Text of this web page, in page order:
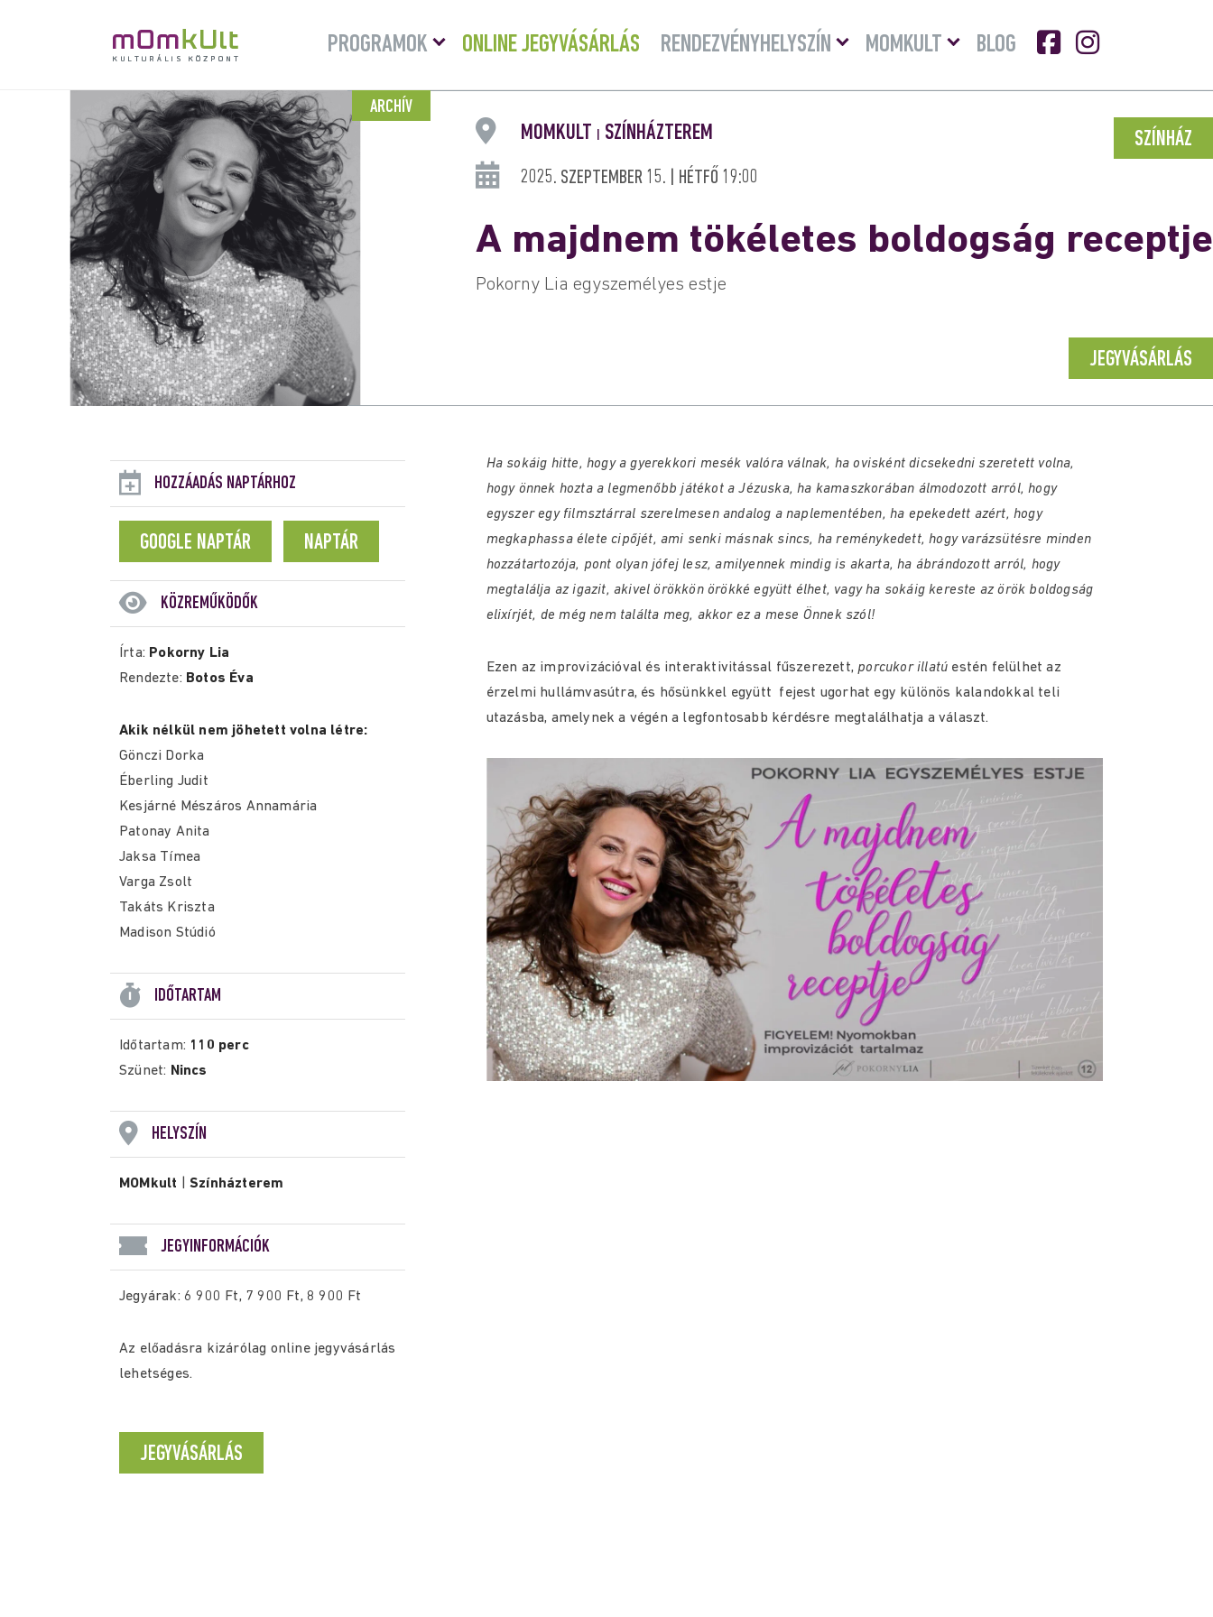
PROGRAMOK
Menü
lenyitása
ONLINE JEGYVÁSÁRLÁS RENDEZVÉNYHELYSZÍN
Menü
lenyitásaMOMKULT
Menü
lenyitása
BLOG
ARCHÍV
SZÍNHÁZ
MOMKULT SZÍNHÁZTEREM
2025. SZEPTEMBER 15. | HÉTFŐ 19:00
A majdnem tökéletes boldogság receptje
Pokorny Lia egyszemélyes estje
JEGYVÁSÁRLÁS
HOZZÁADÁS NAPTÁRHOZ
GOOGLE NAPTÁR NAPTÁR
KÖZREMŰKÖDŐK
Írta: Pokorny Lia
Rendezte: Botos Éva
Akik nélkül nem jöhetett volna létre:
Gönczi Dorka
Éberling Judit
Kesjárné Mészáros Annamária
Patonay Anita
Jaksa Tímea
Varga Zsolt
Takáts Kriszta
Madison Stúdió
IDŐTARTAM
Időtartam: 110 perc
Szünet: Nincs
HELYSZÍN
MOMkult |Színházterem
JEGYINFORMÁCIÓK
Jegyárak: 6 900 Ft, 7 900 Ft, 8 900 Ft
Az előadásra kizárólag online jegyvásárlás
lehetséges.
JEGYVÁSÁRLÁS
Ha sokáig hitte, hogy a gyerekkori mesék valóra válnak, ha ovisként dicsekedni szeretett volna,
hogy önnek hozta a legmenőbb játékot a Jézuska, ha kamaszkorában álmodozott arról, hogy
egyszer egy filmsztárral szerelmesen andalog a naplementében, ha epekedett azért, hogy
megkaphassa élete cipőjét, ami senki másnak sincs, ha reménykedett, hogy varázsütésre minden
hozzátartozója, pont olyan jófej lesz, amilyennek mindig is akarta, ha ábrándozott arról, hogy
megtalálja az igazit, akivel örökkön örökké együtt élhet, vagy ha sokáig kereste az örök boldogság
elixírjét, de még nem találta meg, akkor ez a mese Önnek szól!
Ezen az improvizációval és interaktivitással fűszerezett, porcukor illatú estén felülhet az
érzelmi hullámvasútra, és hősünkkel együtt fejest ugorhat egy különös kalandokkal teli
utazásba, amelynek a végén a legfontosabb kérdésre megtalálhatja a választ.